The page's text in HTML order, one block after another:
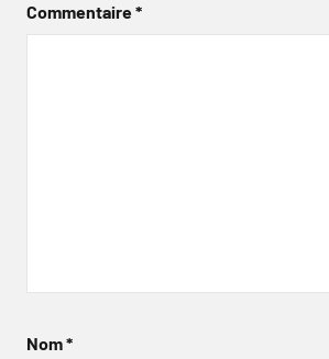
Commentaire*
Nom*